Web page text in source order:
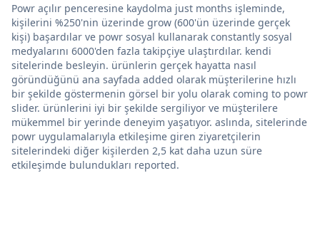
Powr açılır penceresine kaydolma just months işleminde,
kişilerini %250'nin üzerinde grow (600'ün üzerinde gerçek
kişi) başardılar ve powr sosyal kullanarak constantly sosyal
medyalarını 6000'den fazla takipçiye ulaştırdılar. kendi
sitelerinde besleyin. ürünlerin gerçek hayatta nasıl
göründüğünü ana sayfada added olarak müşterilerine hızlı
bir şekilde göstermenin görsel bir yolu olarak coming to powr
slider. ürünlerini iyi bir şekilde sergiliyor ve müşterilere
mükemmel bir yerinde deneyim yaşatıyor. aslında, sitelerinde
powr uygulamalarıyla etkileşime giren ziyaretçilerin
sitelerindeki diğer kişilerden 2,5 kat daha uzun süre
etkileşimde bulundukları reported.